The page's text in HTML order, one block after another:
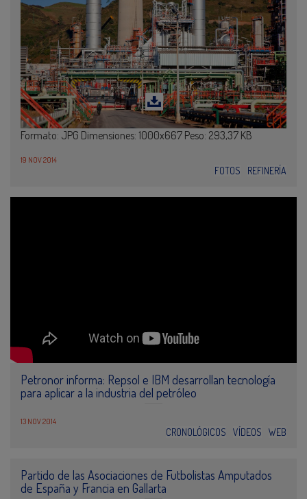
Formato: JPG Dimensiones: 1000x667 Peso: 293,37 KB
19 NOV 2014
FOTOS REFINERÍA
Petronor informa: Repsol e IBM desarrollan tecnología
para aplicar a la industria del petróleo
13 NOV 2014
CRONOLÓGICOS VÍDEOS WEB
Partido de las Asociaciones de Futbolistas Amputados
de España y Francia en Gallarta